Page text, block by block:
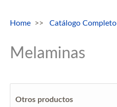
Home Catálogo Completo
Melaminas
Otros productos